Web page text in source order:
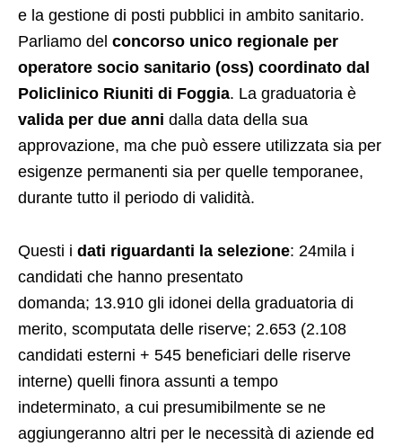
e la gestione di posti pubblici in ambito sanitario.
Parliamo del concorso unico regionale per
operatore socio sanitario (oss) coordinato dal
Policlinico Riuniti di Foggia. La graduatoria è
valida per due anni dalla data della sua
approvazione, ma che può essere utilizzata sia per
esigenze permanenti sia per quelle temporanee,
durante tutto il periodo di validità.
Questi i dati riguardanti la selezione: 24mila i
candidati che hanno presentato
domanda; 13.910 gli idonei della graduatoria di
merito, scomputata delle riserve; 2.653 (2.108
candidati esterni + 545 beneficiari delle riserve
interne) quelli finora assunti a tempo
indeterminato, a cui presumibilmente se ne
aggiungeranno altri per le necessità di aziende ed